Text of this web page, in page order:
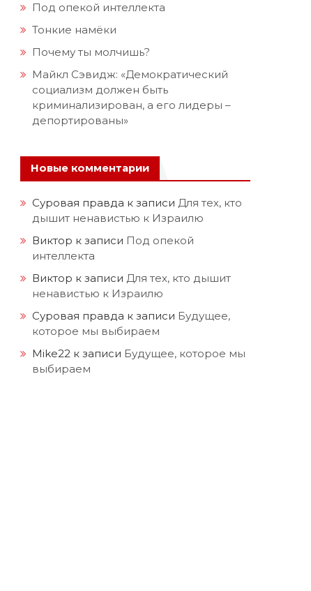
Под опекой интеллекта
Тонкие намёки
Почему ты молчишь?
Майкл Сэвидж: «Демократический
социализм должен быть
криминализирован, а его лидеры –
депортированы»
Новые комментарии
Суровая правда к записи Для тех, кто
дышит ненавистью к Израилю
Виктор к записи Под опекой
интеллекта
Виктор к записи Для тех, кто дышит
ненавистью к Израилю
Суровая правда к записи Будущее,
которое мы выбираем
Mike22 к записи Будущее, которое мы
выбираем